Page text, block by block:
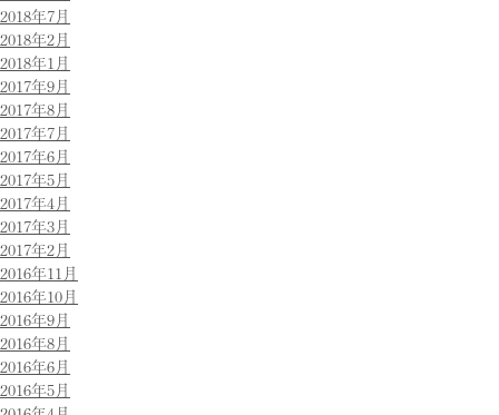
2018年7月
2018年2月
2018年1月
2017年9月
2017年8月
2017年7月
2017年6月
2017年5月
2017年4月
2017年3月
2017年2月
2016年11月
2016年10月
2016年9月
2016年8月
2016年6月
2016年5月